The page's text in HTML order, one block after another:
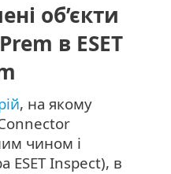
об’єкти
в ESET
, на якому
чином і
ESET Inspect), в